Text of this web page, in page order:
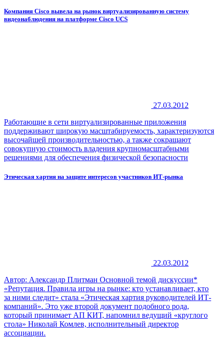
Компания Cisco вывела на рынок виртуализированную систему
видеонаблюдения на платформе Cisco UCS
27.03.2012
Работающие в сети виртуализированные приложения
поддерживают широкую масштабируемость, характеризуются
высочайшей производительностью, а также сокращают
совокупную стоимость владения крупномасштабными
решениями для обеспечения физической безопасности
Этическая хартия на защите интересов участников ИТ-рынка
22.03.2012
Автор: Александр Плитман Основной темой дискуссии*
«Репутация. Правила игры на рынке: кто устанавливает, кто
за ними следит» стала «Этическая хартия руководителей ИТ-
компаний». Это уже второй доку­мент подобного рода,
который принимает АП КИТ, напомнил ведущий «круглого
стола» Николай Комлев, исполнительный директор
ассоциации.